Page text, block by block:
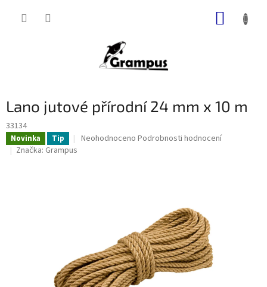
Lano jutové přírodní 24 mm x 10 m
33134
Novinka Tip
Průměrné
Neohodnoceno Podrobnosti hodnocení
Značka: Grampus